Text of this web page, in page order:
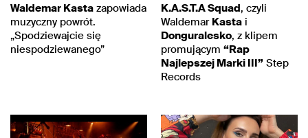
Waldemar Kasta zapowiada
muzyczny powrót.
„Spodziewajcie się
niespodziewanego”
K.A.S.T.A Squad, czyli
Waldemar Kasta i
Donguralesko, z klipem
promującym “Rap
Najlepszej Marki III” Step
Records